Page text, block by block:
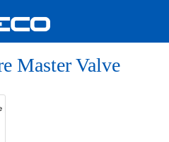
Master Valve